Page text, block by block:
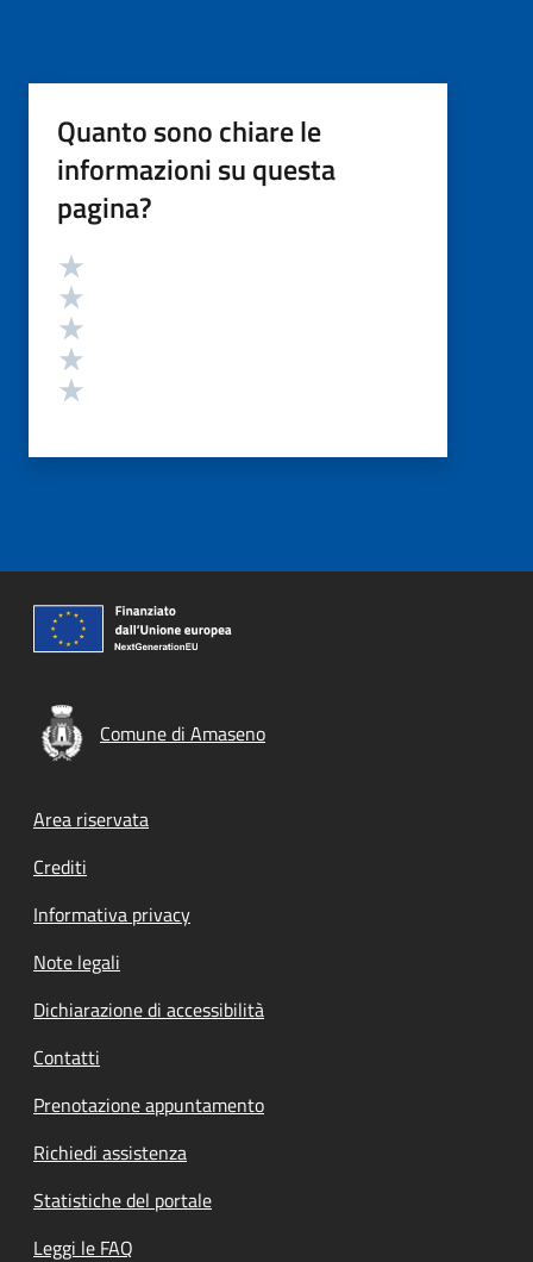
Quanto sono chiare le
informazioni su questa
pagina?
Valutazione
Comune di Amaseno
Footer menu
Area riservata
Crediti
Informativa privacy
Note legali
Dichiarazione di accessibilità
Contatti
Prenotazione appuntamento
Richiedi assistenza
Statistiche del portale
Leggi le FAQ